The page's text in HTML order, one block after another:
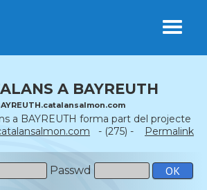
A BAYREUTH
a BAYREUTH forma part del projecte
- (275) -
Permalink
Passwd